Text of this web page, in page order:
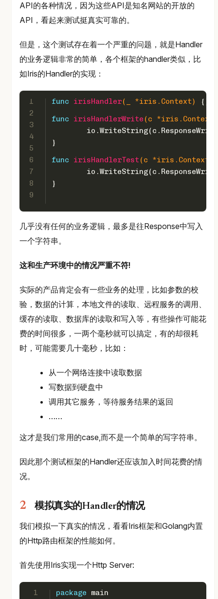
API的各种情况，因为这些API是知名网站的开放的
API，看起来测试挺真实可靠的。
但是，这个测试存在着一个严重的问题，就是Handler
的业务逻辑非常的简单，各个框架的handler类似，比
如Iris的Handler的实现：
1
2
3
4
5
6
7
8
9
func irisHandler(_ *iris.Context)
{}
func
irisHandlerWrite (c *iris.Context)
}
func
irisHandlerTest (c *iris.Context)
}
几乎没有任何的业务逻辑，最多是往Response中写入
一个字符串。
这和生产环境中的情况严重不符!
实际的产品肯定会有一些业务的处理，比如参数的校
验，数据的计算，本地文件的读取、远程服务的调用、
缓存的读取、数据库的读取和写入等，有些操作可能花
费的时间很多，一两个毫秒就可以搞定，有的却很耗
时，可能需要几十毫秒，比如：
从一个网络连接中读取数据
写数据到硬盘中
调用其它服务，等待服务结果的返回
……
这才是我们常用的case,而不是一个简单的写字符串。
因此那个测试框架的Handler还应该加入时间花费的情
况。
模拟真实的Handler的情况
我们模拟一下真实的情况，看看Iris框架和Golang内置
的Http路由框架的性能如何。
首先使用Iris实现一个Http Server:
1
package main